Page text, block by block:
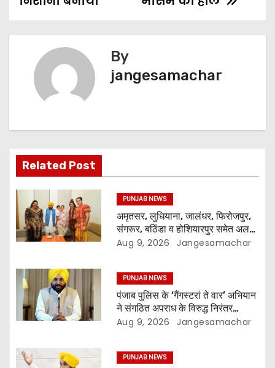
By
jangesamachar
Related Post
PUNJAB NEWS
अमृतसर, लुधियाना, जालंधर, फिरोजपुर,
संगरूर, बठिंडा व होशियारपुर समेत अलग-
अलग स्थानों पर ये शो होगा- भगवंत सिंह
Aug 9, 2026 Jangesamachar
PUNJAB NEWS
पंजाब पुलिस के ‘गैंगस्टरां ते वार’ अभियान
ने संगठित अपराध के विरुद्ध निरंतर
कार्रवाई के 200 दिन पूरे किए ; 1.09
Aug 9, 2026 Jangesamachar
PUNJAB NEWS